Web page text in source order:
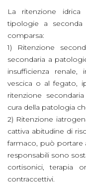
La ritenzione
tipologie a
comparsa:
1) Ritenzione
secondaria a
insufficienza renale,
vescica o al fegato,
ritenzione
cura della patologia
2) Ritenzione
cattiva abitudine di
farmaco, può portare
responsabili sono
cortisonici, terapia
contraccettivi.